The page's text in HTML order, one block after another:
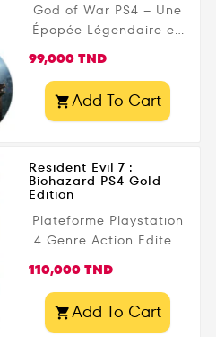
God of War PS4 – Une
Épopée Légendaire en
Terre Nordique !
Découvrez God of War
sur PlayStation 4 , un
chef-d'œuvre acclamé
quête épique à travers
les royaumes
monde immersif,
affrontez des dieux et
des créatures
maîtrisez un système
de combat brutal et
Prix
99,000 TND
Add To Cart
Resident Evil 7 :
Biohazard PS4 Gold
Edition
Plateforme Playstation
4 Genre Action Editeur
parution 12 décembre
2017 Public légal 18+
Prix
110,000 TND
Add To Cart